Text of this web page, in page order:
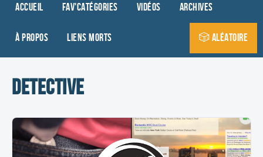
Accueil Fav'Catégories Vidéos Archives
À propos Liens morts 🎲 Aléatoire
detective